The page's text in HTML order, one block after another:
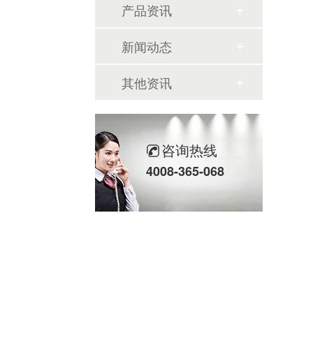
产品资讯
新闻动态
其他资讯
咨询热线
4008-365-068